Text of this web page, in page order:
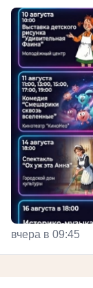
вчера в 09:45